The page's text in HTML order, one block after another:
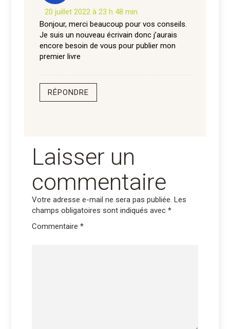
20 juillet 2022 à 23 h 48 min
Bonjour, merci beaucoup pour vos conseils.
Je suis un nouveau écrivain donc j’aurais
encore besoin de vous pour publier mon
premier livre
RÉPONDRE
Laisser un
commentaire
Votre adresse e-mail ne sera pas publiée. Les
champs obligatoires sont indiqués avec*
Commentaire*